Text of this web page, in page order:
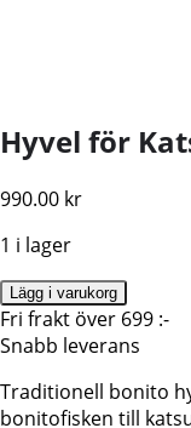
Hyvel för
990.00 kr
1 i lager
Bonito
Hyvel
mängd
Lägg i varukorg
Fri frakt över 699 :-
Snabb leverans
Traditionell bonito
bonitofisken till